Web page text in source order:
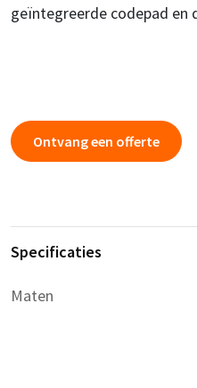
geïntegreerde codepad en
Ontvang een offerte
Specificaties
Maten